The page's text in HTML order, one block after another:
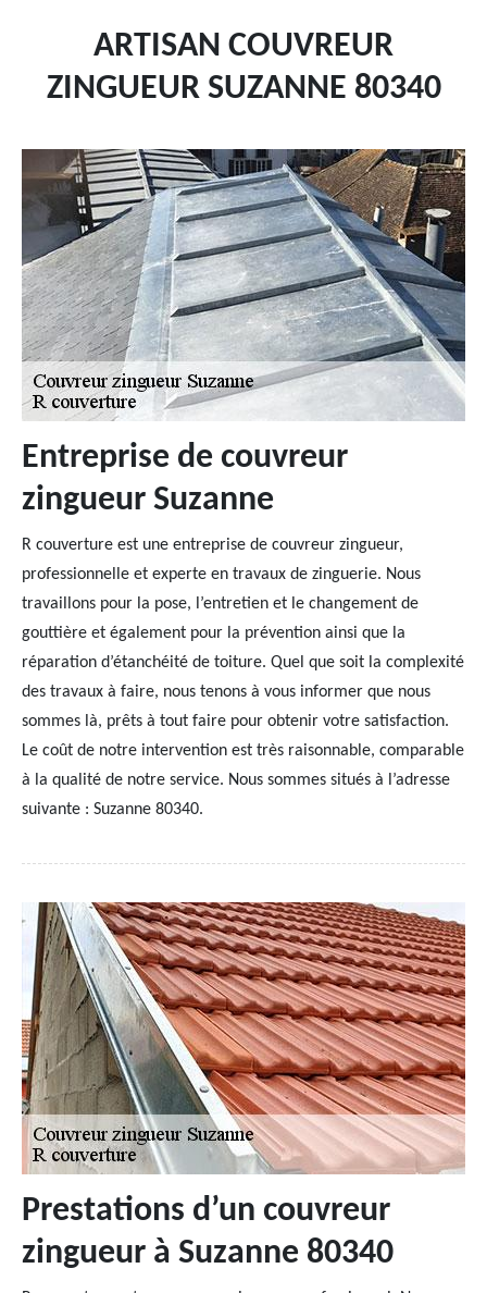
ARTISAN COUVREUR
ZINGUEUR SUZANNE 80340
Entreprise de couvreur
zingueur Suzanne
R couverture est une entreprise de couvreur zingueur,
professionnelle et experte en travaux de zinguerie. Nous
travaillons pour la pose, l’entretien et le changement de
gouttière et également pour la prévention ainsi que la
réparation d’étanchéité de toiture. Quel que soit la complexité
des travaux à faire, nous tenons à vous informer que nous
sommes là, prêts à tout faire pour obtenir votre satisfaction.
Le coût de notre intervention est très raisonnable, comparable
à la qualité de notre service. Nous sommes situés à l’adresse
suivante : Suzanne 80340.
Prestations d’un couvreur
zingueur à Suzanne 80340